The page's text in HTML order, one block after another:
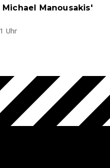
Manousakis'
Uhr